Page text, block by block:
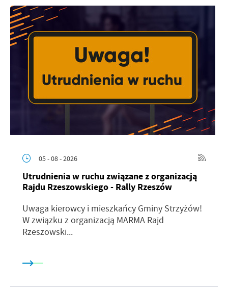
05 - 08 - 2026
Utrudnienia w ruchu związane z organizacją
Rajdu Rzeszowskiego - Rally Rzeszów
Uwaga kierowcy i mieszkańcy Gminy Strzyżów!
W związku z organizacją MARMA Rajd
Rzeszowski...